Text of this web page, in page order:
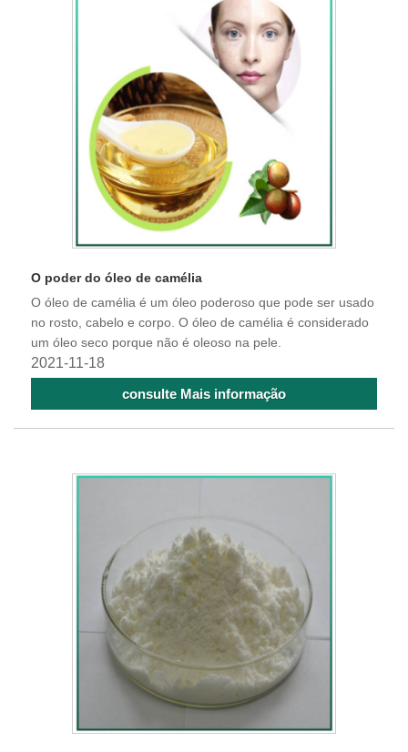
O poder do óleo de camélia
O óleo de camélia é um óleo poderoso que pode ser usado
no rosto, cabelo e corpo. O óleo de camélia é considerado
um óleo seco porque não é oleoso na pele.
2021-11-18
consulte Mais informação